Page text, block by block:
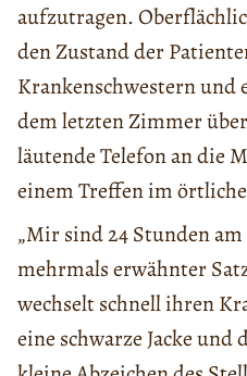
aufzutragen.
den Zustand der
Krankenschwestern
dem letzten Zimmer
läutende Telefon an die
einem Treffen im
„Mir sind 24 Stunden
mehrmals erwähnter
wechselt schnell ihren
eine schwarze Jacke und